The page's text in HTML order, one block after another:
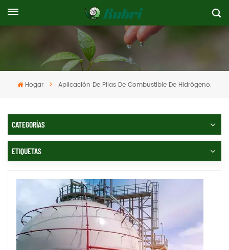
Hogar Aplicación De Pilas De Combustible De Hidrógeno.
CATEGORÍAS
ETIQUETAS